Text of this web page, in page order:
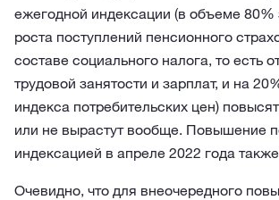
ежегодной индексации (в объеме 80%
роста поступлений пенсионного
составе социального налога, то есть
трудовой занятости и зарплат, и на
индекса потребительских цен)
или не вырастут вообще. Повышение
индексацией в апреле 2022 года
Очевидно, что для внеочередного